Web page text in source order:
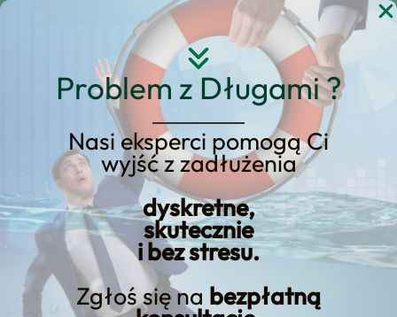
Problem z Długami ?
Nasi eksperci pomogą Ci
wyjść z zadłużenia
dyskretne,
skutecznie
i bez stresu.
Zgłoś się na bezpłatną
Przejdź
Zaświadczenie o
dochodach niezbędne do
zatwierdzenia pożyczki
hipotecznej